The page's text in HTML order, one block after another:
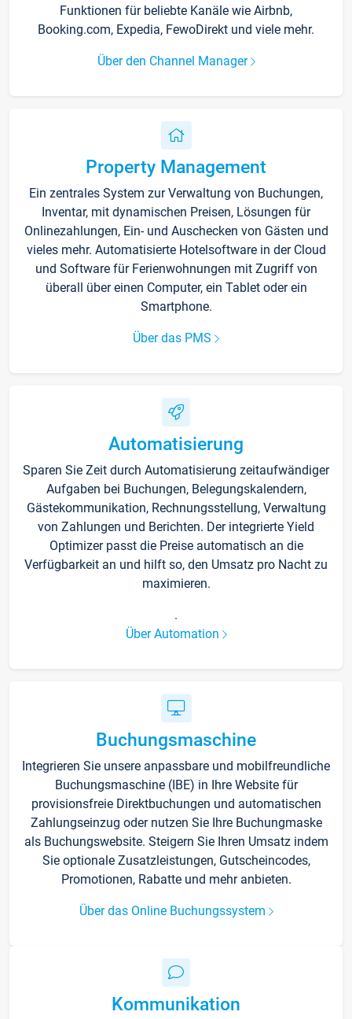
Funktionen für beliebte Kanäle wie Airbnb,
Booking.com, Expedia, FewoDirekt und viele mehr.
Über den Channel Manager
Property Management
Ein zentrales System zur Verwaltung von Buchungen,
Inventar, mit dynamischen Preisen, Lösungen für
Onlinezahlungen, Ein- und Auschecken von Gästen und
vieles mehr. Automatisierte Hotelsoftware in der Cloud
und Software für Ferienwohnungen mit Zugriff von
überall über einen Computer, ein Tablet oder ein
Smartphone.
Über das PMS
Automatisierung
Sparen Sie Zeit durch Automatisierung zeitaufwändiger
Aufgaben bei Buchungen, Belegungskalendern,
Gästekommunikation, Rechnungsstellung, Verwaltung
von Zahlungen und Berichten. Der integrierte Yield
Optimizer passt die Preise automatisch an die
Verfügbarkeit an und hilft so, den Umsatz pro Nacht zu
maximieren.
.
Über Automation
Buchungsmaschine
Integrieren Sie unsere anpassbare und mobilfreundliche
Buchungsmaschine (IBE) in Ihre Website für
provisionsfreie Direktbuchungen und automatischen
Zahlungseinzug oder nutzen Sie Ihre Buchungmaske
als Buchungswebsite. Steigern Sie Ihren Umsatz indem
Sie optionale Zusatzleistungen, Gutscheincodes,
Promotionen, Rabatte und mehr anbieten.
Über das Online Buchungssystem
Kommunikation